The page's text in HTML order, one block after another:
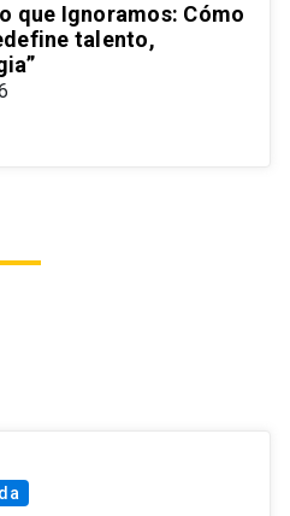
que Ignoramos: Cómo
talento,